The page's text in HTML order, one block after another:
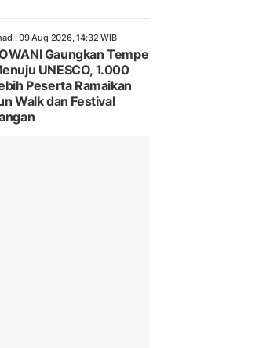
, 09 Aug 2026, 14:32 WIB
Gaungkan Tempe
UNESCO, 1.000
Peserta Ramaikan
Walk dan Festival